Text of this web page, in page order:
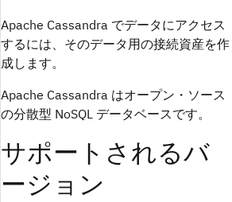
Apache Cassandra でデータにアクセス
するには、そのデータ用の接続資産を作
成します。
Apache Cassandra はオープン・ソース
の分散型 NoSQL データベースです。
サポートされるバ
ージョン